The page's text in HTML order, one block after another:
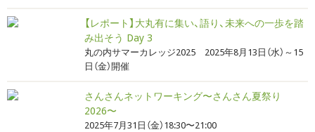
【レポート】大丸有に集い、語り、未来への一歩を踏
み出そう Day 3
丸の内サマーカレッジ2025 2025年8月13日（水）～15
日（金）開催
さんさんネットワーキング〜さんさん夏祭り
2026〜
2025年7月31日（金）18:30〜21:00